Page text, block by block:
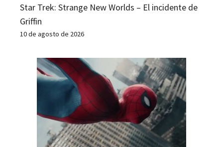
Star Trek: Strange New Worlds – El incidente de
Griffin
10 de agosto de 2026